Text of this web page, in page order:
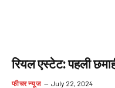
रियल एस्टेट: पहली
फीचर न्यूज July 22, 2024